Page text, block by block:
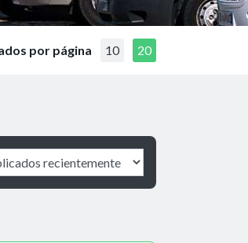
por página 10 20